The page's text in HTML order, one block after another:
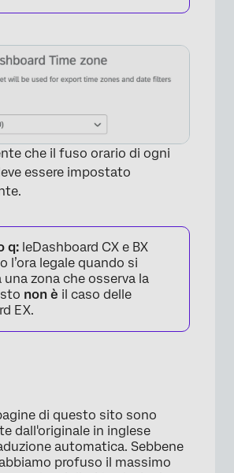
che il fuso orario di ogni
essere impostato
q: leDashboard CX e BX
l’ora legale quando si
una zona che osserva la
non è il caso delle
EX.
di questo sito sono
dall'originale in inglese
automatica. Sebbene
profuso il massimo